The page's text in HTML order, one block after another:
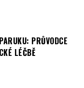
PRŮVODCE
LÉČBĚ